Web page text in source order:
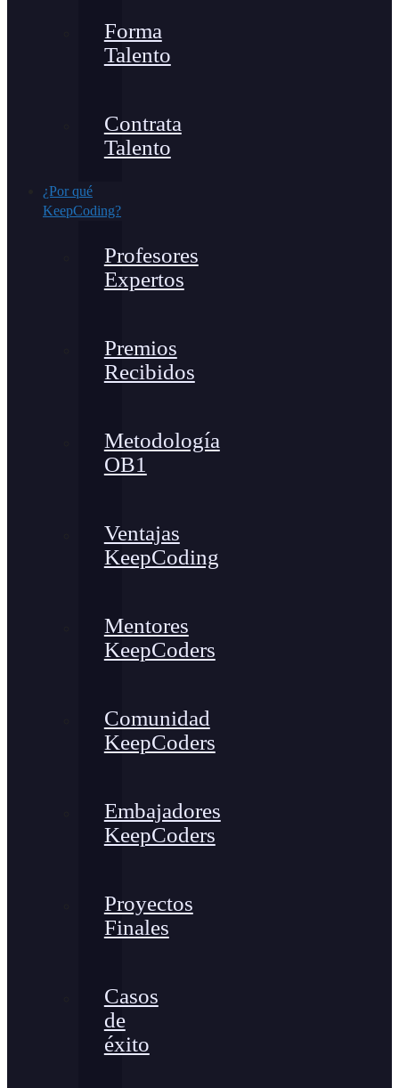
Forma
Talento
Contrata
Talento
¿Por qué
KeepCoding?
Profesores
Expertos
Premios
Recibidos
Metodología
OB1
Ventajas
KeepCoding
Mentores
KeepCoders
Comunidad
KeepCoders
Embajadores
KeepCoders
Proyectos
Finales
Casos
de
éxito